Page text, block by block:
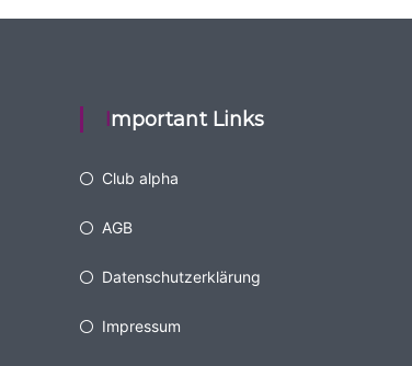
Important Links
Club alpha
AGB
Datenschutzerklärung
Impressum